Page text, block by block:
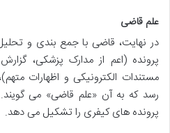
علم قاضی
در نهایت، قاضی با جمع بندی و
پرونده (اعم از مدارک پزشکی،
مستندات الکترونیکی و اظهارات
رسد که به آن «علم قاضی» می
پرونده های کیفری را تشکیل می دهد.